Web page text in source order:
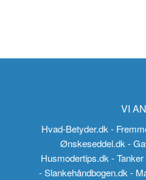
VI
Hvad-Betyder.dk-
Ønskeseddel.dk-
Husmodertips.dk -
- Slankehåndbogen.dk-